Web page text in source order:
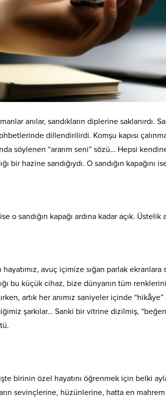
anılar, sandıkların diplerine saklanırdı.
dillendirilirdi. Komşu kapısı
söylenen “ararım seni” sözü… Hepsi
bir hazine sandığıydı. O sandığın
o sandığın kapağı ardına kadar açık.
hayatımız, avuç içimize sığan parlak
bu küçük cihaz, bize dünyanın tüm
artık her anımız saniyeler içinde
şarkılar… Sanki bir vitrine dizilmiş,
birinin özel hayatını öğrenmek için belki
sevinçlerine, hüzünlerine, hatta en mahrem